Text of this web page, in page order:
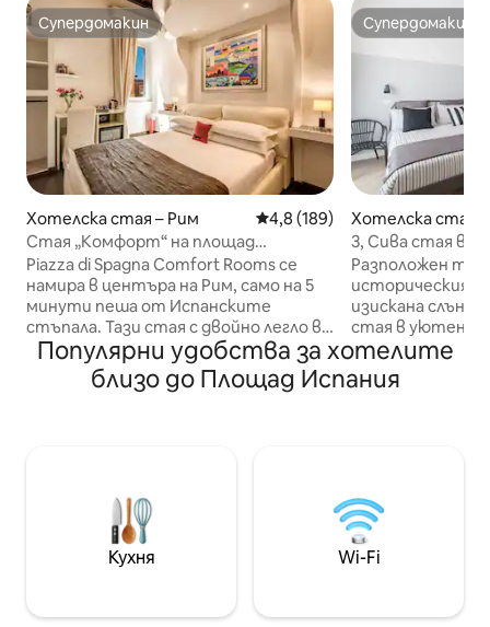
Супердомакин
Супердомакин
Хотелска стая – Рим Средна оценка: 4,8 от 5,
4,8 (189)
Стая „Комфорт“ на площад
„Испания“ – Делюкс двойна стая
Piazza di Spagna Comfort Rooms се
намира в центъра на Рим, само на 5
минути пеша от Испанските
стъпала. Тази стая с двойно легло в
Делукс, „Стая Бабуино “, която гледа
към историческия фонтан„ Er
Babuino “, включва таван с дървени
кабина, спане и безплатни
тоалетни принадлежности. Не
сервираме закуска. Разполагаме с
четири идентични стаи от този
Супердомакин
Супердомакин
Хотелска стая
3, Сива стая в
Смарт Хаус
Разположен
историческия
изискана
стая в уютен
климатик,
обща кухня. Колизеумът и районът
на Домус са
от най -
включително
магазини и зелени
добрият избор
Популярни удобства за хотелите
близо до Площад Испания
Кухня Wi-Fi